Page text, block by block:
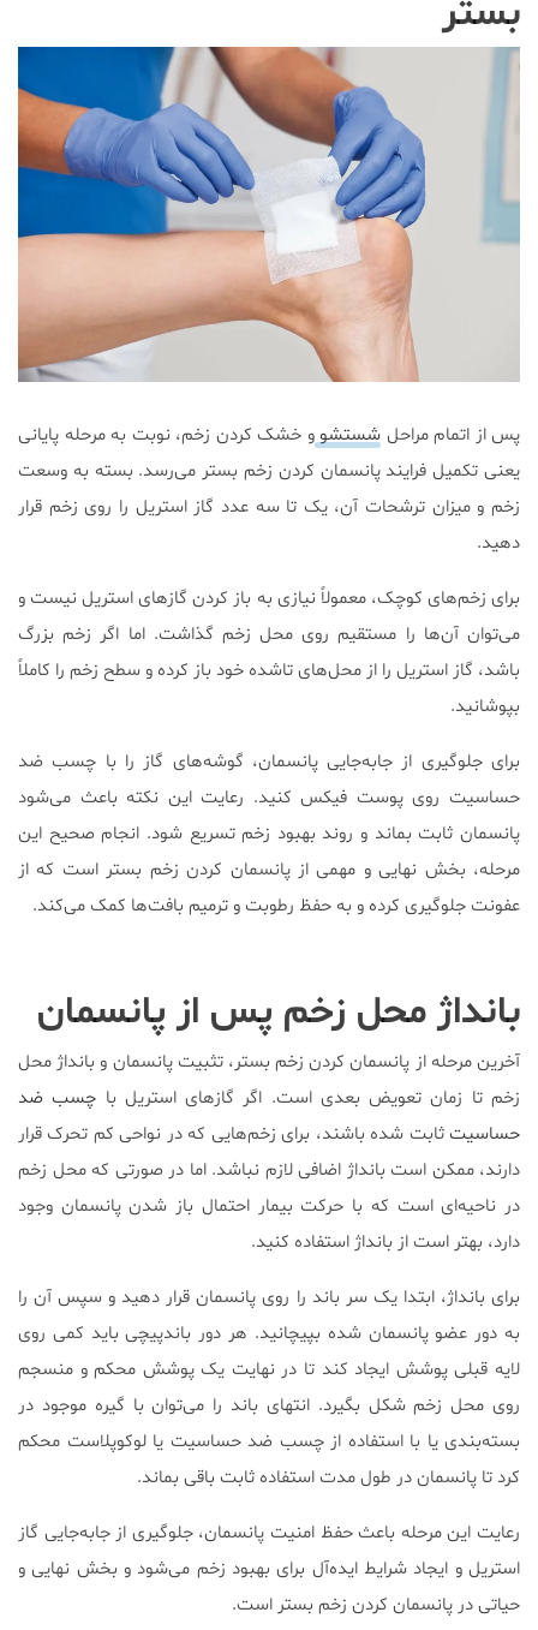
بستر
پس از اتمام مراحل شستشوو خشک کردن زخم، نوبت به مرحله پایانی
یعنی تکمیل فرایند پانسمان کردن زخم بستر می‌رسد. بسته به وسعت
زخم و میزان ترشحات آن، یک تا سه عدد گاز استریل را روی زخم قرار
دهید.
برای زخم‌های کوچک، معمولاً نیازی به باز کردن گازهای استریل نیست و
می‌توان آن‌ها را مستقیم روی محل زخم گذاشت. اما اگر زخم بزرگ
باشد، گاز استریل را از محل‌های تاشده خود باز کرده و سطح زخم را کاملاً
بپوشانید.
برای جلوگیری از جابه‌جایی پانسمان، گوشه‌های گاز را با چسب ضد
حساسیت روی پوست فیکس کنید. رعایت این نکته باعث می‌شود
پانسمان ثابت بماند و روند بهبود زخم تسریع شود. انجام صحیح این
مرحله، بخش نهایی و مهمی از پانسمان کردن زخم بستر است که از
عفونت جلوگیری کرده و به حفظ رطوبت و ترمیم بافت‌ها کمک می‌کند.
بانداژ محل زخم پس از پانسمان
آخرین مرحله از پانسمان کردن زخم بستر، تثبیت پانسمان و بانداژ محل
زخم تا زمان تعویض بعدی است. اگر گازهای استریل با چسب ضد
حساسیتثابت شده باشند، برای زخم‌هایی که در نواحی کم تحرک قرار
دارند، ممکن است بانداژ اضافی لازم نباشد. اما در صورتی که محل زخم
در ناحیه‌ای است که با حرکت بیمار احتمال باز شدن پانسمان وجود
دارد، بهتر است از بانداژ استفاده کنید.
برای بانداژ، ابتدا یک سر باند را روی پانسمان قرار دهید و سپس آن را
به دور عضو پانسمان شده بپیچانید. هر دور باندپیچی باید کمی روی
لایه قبلی پوشش ایجاد کند تا در نهایت یک پوشش محکم و منسجم
روی محل زخم شکل بگیرد. انتهای باند را می‌توان با گیره موجود در
بسته‌بندی یا با استفاده از چسب ضد حساسیت یا لوکوپلاست محکم
کرد تا پانسمان در طول مدت استفاده ثابت باقی بماند.
رعایت این مرحله باعث حفظ امنیت پانسمان، جلوگیری از جابه‌جایی گاز
استریل و ایجاد شرایط ایده‌آل برای بهبود زخم می‌شود و بخش نهایی و
حیاتی در پانسمان کردن زخم بستر است.